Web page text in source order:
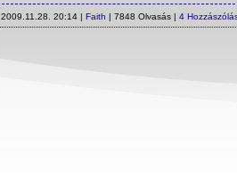
2009.11.28. 20:14 | Faith | 7848 Olvasás | 4